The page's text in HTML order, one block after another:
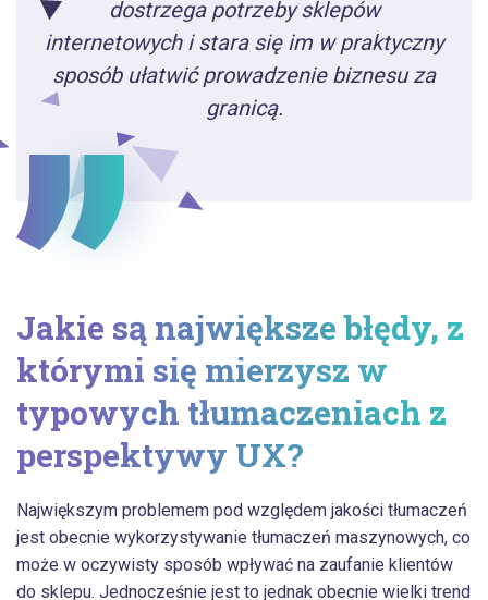
dostrzega potrzeby sklepów
internetowych i stara się im w praktyczny
sposób ułatwić prowadzenie biznesu za
granicą.
Jakie są największe błędy, z
którymi się mierzysz w
typowych tłumaczeniach z
perspektywy UX?
Największym problemem pod względem jakości tłumaczeń
jest obecnie wykorzystywanie tłumaczeń maszynowych, co
może w oczywisty sposób wpływać na zaufanie klientów
do sklepu. Jednocześnie jest to jednak obecnie wielki trend